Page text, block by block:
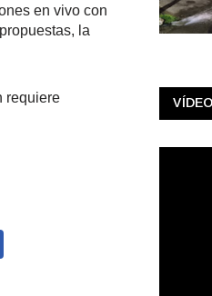
en vivo con
la
requiere